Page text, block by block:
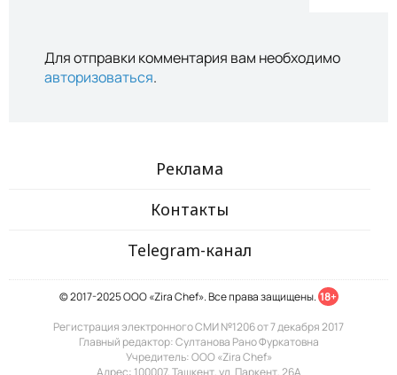
Для отправки комментария вам необходимо
авторизоваться.
Реклама
Контакты
Telegram-канал
© 2017-2025 ООО «Zira Chef». Все права защищены. 18+
Регистрация электронного СМИ №1206 от 7 декабря 2017
Главный редактор: Султанова Рано Фуркатовна
Учредитель: ООО «Zira Chef»
Адрес: 100007, Ташкент, ул. Паркент, 26А